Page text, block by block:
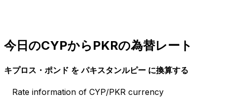
今日のCYPからPKRの為替レート
キプロス・ポンド を パキスタンルピー に換算する
Rate information of CYP/PKR currency